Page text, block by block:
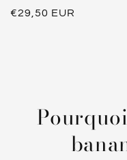
Prix
€29,50 EUR